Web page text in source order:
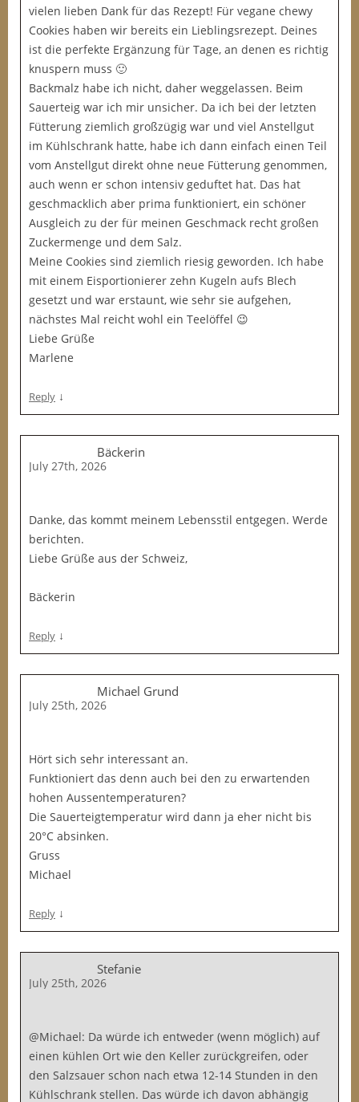
vielen lieben Dank für das Rezept! Für vegane chewy
Cookies haben wir bereits ein Lieblingsrezept. Deines
ist die perfekte Ergänzung für Tage, an denen es richtig
knuspern muss 🙂
Backmalz habe ich nicht, daher weggelassen. Beim
Sauerteig war ich mir unsicher. Da ich bei der letzten
Fütterung ziemlich großzügig war und viel Anstellgut
im Kühlschrank hatte, habe ich dann einfach einen Teil
vom Anstellgut direkt ohne neue Fütterung genommen,
auch wenn er schon intensiv geduftet hat. Das hat
geschmacklich aber prima funktioniert, ein schöner
Ausgleich zu der für meinen Geschmack recht großen
Zuckermenge und dem Salz.
Meine Cookies sind ziemlich riesig geworden. Ich habe
mit einem Eisportionierer zehn Kugeln aufs Blech
gesetzt und war erstaunt, wie sehr sie aufgehen,
nächstes Mal reicht wohl ein Teelöffel 😉
Liebe Grüße
Marlene
Reply ↓
Bäckerin
July 27th, 2026
Danke, das kommt meinem Lebensstil entgegen. Werde
berichten.
Liebe Grüße aus der Schweiz,
Bäckerin
Reply ↓
Michael Grund
July 25th, 2026
Hört sich sehr interessant an.
Funktioniert das denn auch bei den zu erwartenden
hohen Aussentemperaturen?
Die Sauerteigtemperatur wird dann ja eher nicht bis
20°C absinken.
Gruss
Michael
Reply ↓
Stefanie
July 25th, 2026
@Michael: Da würde ich entweder (wenn möglich) auf
einen kühlen Ort wie den Keller zurückgreifen, oder
den Salzsauer schon nach etwa 12-14 Stunden in den
Kühlschrank stellen. Das würde ich davon abhängig